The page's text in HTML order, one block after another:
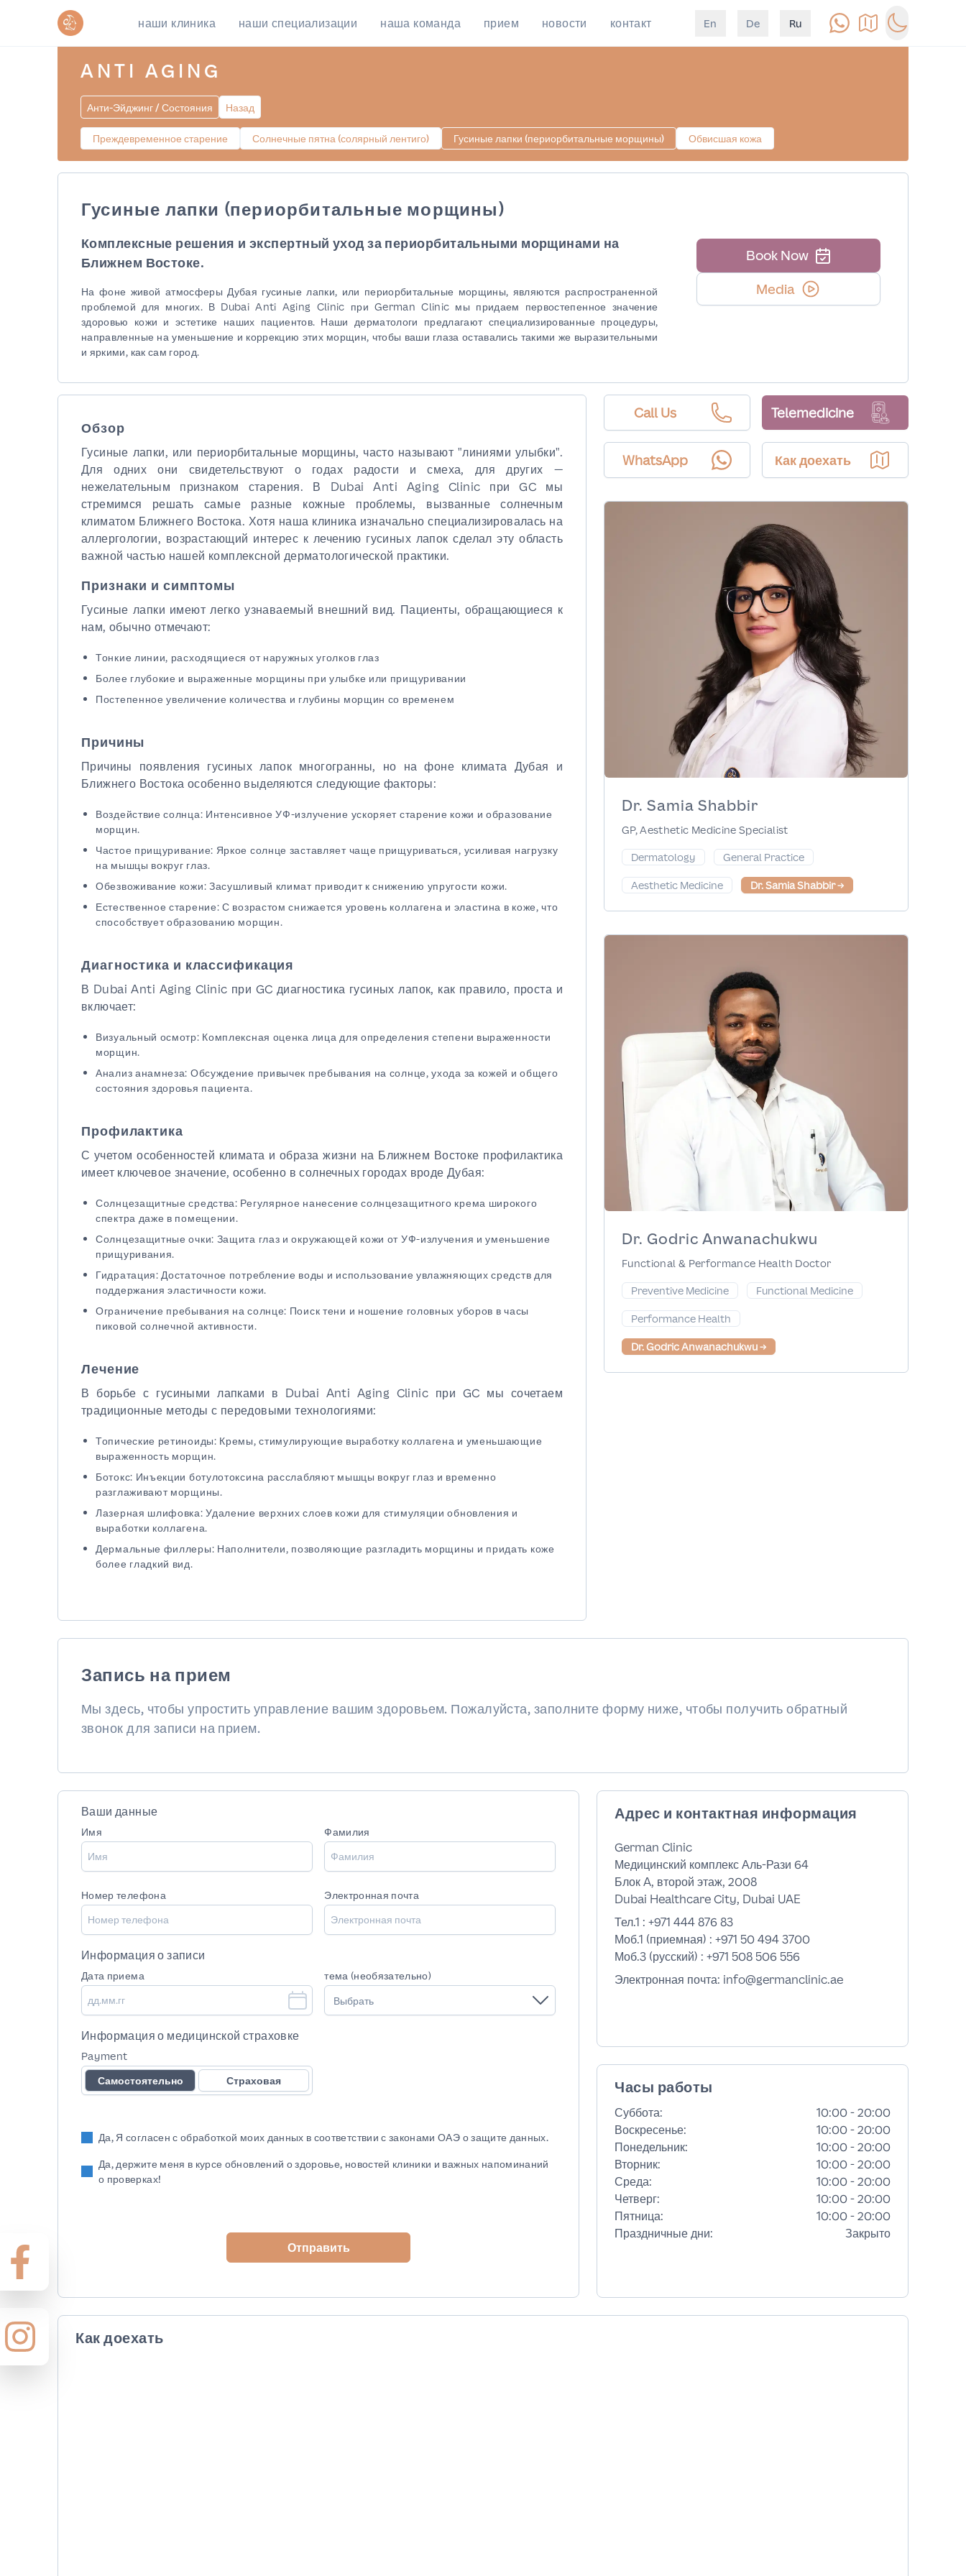
наши клиника наши специализации наша команда прием новости контакт En De Ru ПозвонитьКак доехатьSwitch to
ANTI AGING
Анти-Эйджинг / Состояния Назад
Преждевременное старение Солнечные пятна (солярный лентиго) Гусиные лапки (периорбитальные морщины) Обвисшая кожа
Гусиные лапки (периорбитальные морщины)
Комплексные решения и экспертный уход за периорбитальными морщинами на
Ближнем Востоке.
На фоне живой атмосферы Дубая гусиные лапки, или периорбитальные морщины, являются распространенной
проблемой для многих. В Dubai Anti Aging Clinic при German Clinic мы придаем первостепенное значение
здоровью кожи и эстетике наших пациентов. Наши дерматологи предлагают специализированные процедуры,
направленные на уменьшение и коррекцию этих морщин, чтобы ваши глаза оставались такими же выразительными
и яркими, как сам город.
Book Now
Media
Call Us Telemedicine
WhatsApp Как доехать
Dr. Samia Shabbir
GP, Aesthetic Medicine Specialist
Dermatology
General Practice
Aesthetic Medicine Dr. Samia Shabbir→
Dr. Godric Anwanachukwu
Functional & Performance Health Doctor
Preventive Medicine
Functional Medicine
Performance Health
Dr. Godric Anwanachukwu→
Обзор
Гусиные лапки, или периорбитальные морщины, часто называют "линиями улыбки".
Для одних они свидетельствуют о годах радости и смеха, для других —
нежелательным признаком старения. В Dubai Anti Aging Clinic при GC мы
стремимся решать самые разные кожные проблемы, вызванные солнечным
климатом Ближнего Востока. Хотя наша клиника изначально специализировалась на
аллергологии, возрастающий интерес к лечению гусиных лапок сделал эту область
важной частью нашей комплексной дерматологической практики.
Признаки и симптомы
Гусиные лапки имеют легко узнаваемый внешний вид. Пациенты, обращающиеся к
нам, обычно отмечают:
Тонкие линии, расходящиеся от наружных уголков глаз
Более глубокие и выраженные морщины при улыбке или прищуривании
Постепенное увеличение количества и глубины морщин со временем
Причины
Причины появления гусиных лапок многогранны, но на фоне климата Дубая и
Ближнего Востока особенно выделяются следующие факторы:
Воздействие солнца: Интенсивное УФ-излучение ускоряет старение кожи и образование
морщин.
Частое прищуривание: Яркое солнце заставляет чаще прищуриваться, усиливая нагрузку
на мышцы вокруг глаз.
Обезвоживание кожи: Засушливый климат приводит к снижению упругости кожи.
Естественное старение: С возрастом снижается уровень коллагена и эластина в коже, что
способствует образованию морщин.
Диагностика и классификация
В Dubai Anti Aging Clinic при GC диагностика гусиных лапок, как правило, проста и
включает:
Визуальный осмотр: Комплексная оценка лица для определения степени выраженности
морщин.
Анализ анамнеза: Обсуждение привычек пребывания на солнце, ухода за кожей и общего
состояния здоровья пациента.
Профилактика
С учетом особенностей климата и образа жизни на Ближнем Востоке профилактика
имеет ключевое значение, особенно в солнечных городах вроде Дубая:
Солнцезащитные средства: Регулярное нанесение солнцезащитного крема широкого
спектра даже в помещении.
Солнцезащитные очки: Защита глаз и окружающей кожи от УФ-излучения и уменьшение
прищуривания.
Гидратация: Достаточное потребление воды и использование увлажняющих средств для
поддержания эластичности кожи.
Ограничение пребывания на солнце: Поиск тени и ношение головных уборов в часы
пиковой солнечной активности.
Лечение
В борьбе с гусиными лапками в Dubai Anti Aging Clinic при GC мы сочетаем
традиционные методы с передовыми технологиями:
Топические ретиноиды: Кремы, стимулирующие выработку коллагена и уменьшающие
выраженность морщин.
Ботокс: Инъекции ботулотоксина расслабляют мышцы вокруг глаз и временно
разглаживают морщины.
Лазерная шлифовка: Удаление верхних слоев кожи для стимуляции обновления и
выработки коллагена.
Дермальные филлеры: Наполнители, позволяющие разгладить морщины и придать коже
более гладкий вид.
Запись на прием
Мы здесь, чтобы упростить управление вашим здоровьем. Пожалуйста, заполните форму ниже, чтобы получить обратный
звонок для записи на прием.
Ваши данные
Имя Фамилия
Номер телефона Электронная почта
Информация о записи
Дата приема
тема (необязательно)
Выбрать
Информация о медицинской страховке
Payment
Самостоятельно
Страховая
Да, Я согласен с обработкой моих данных в соответствии с законами ОАЭ о защите данных.
Да, держите меня в курсе обновлений о здоровье, новостей клиники и важных напоминаний
о проверках!
Отправить
Адрес и контактная информация
German Clinic
Медицинский комплекс Аль-Рази 64
Блок A, второй этаж, 2008
Dubai Healthcare City, Dubai UAE
Тел.1 :+971 444 876 83
Моб.1 (приемная) :+971 50 494 3700
Моб.3 (русский) :+971 508 506 556
Электронная почта: info@germanclinic.ae
Часы работы
Суббота:
10:00 - 20:00
Воскресенье:
10:00 - 20:00
Понедельник:
10:00 - 20:00
Вторник:
10:00 - 20:00
Среда:
10:00 - 20:00
Четверг:
10:00 - 20:00
Пятница:
10:00 - 20:00
Праздничные дни: Закрыто
Как доехать